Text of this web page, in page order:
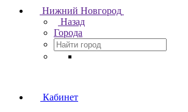
Нижний Новгород
Назад
Города
Кабинет